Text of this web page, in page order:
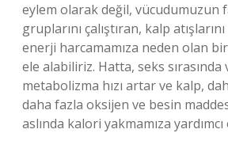
eylem olarak değil, vücudumuzun
gruplarını çalıştıran, kalp
enerji harcamamıza neden olan
ele alabiliriz. Hatta, seks sırasında
metabolizma hızı artar ve kalp,
daha fazla oksijen ve besin
aslında kalori yakmamıza